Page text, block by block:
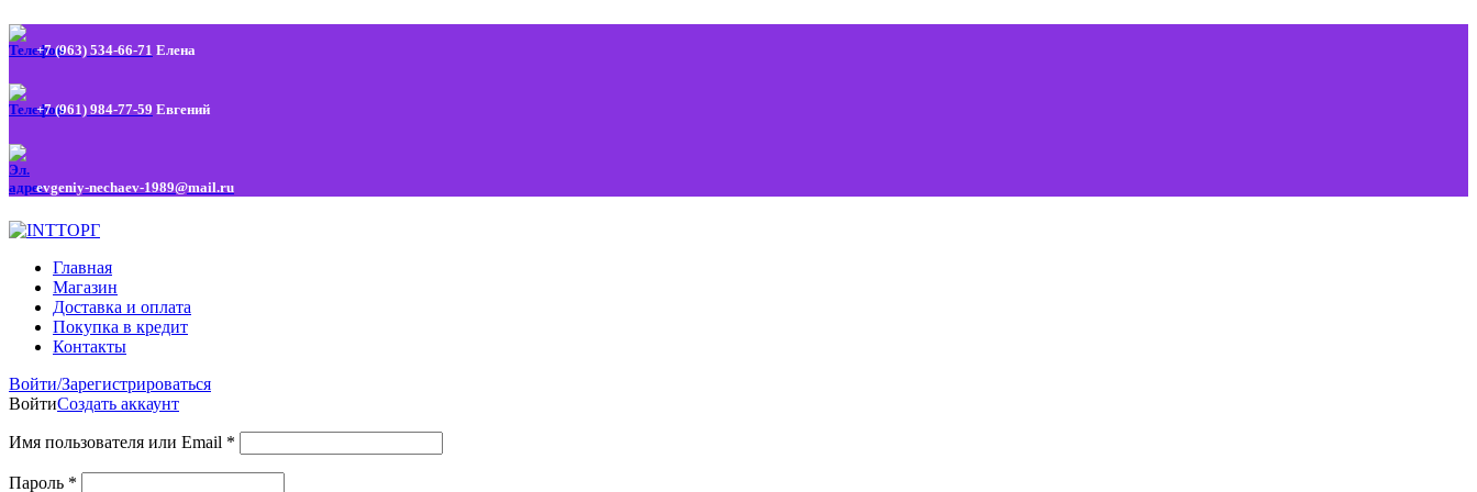
+7 (963) 534-66-71 Елена
+7 (961) 984-77-59 Евгений
evgeniy-nechaev-1989@mail.ru
Главная
Магазин
Доставка и оплата
Покупка в кредит
Контакты
Войти/Зарегистрироваться
ВойтиСоздать аккаунт
Имя пользователя или Email *
Пароль *